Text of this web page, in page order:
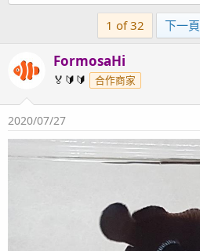
1 of 32 下一頁
FormosaHi
🏅🔰🔰 合作商家
2020/07/27